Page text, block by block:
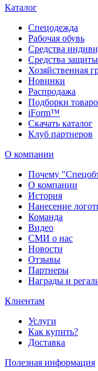
Каталог
Спецодежда
Рабочая обувь
Средства
Средства
Хозяйственная
Новинки
Распродажа
Подборки
iForm™
Скачать каталог
Клуб партнеров
О компании
Почему
О компании
История
Нанесение
Команда
Видео
СМИ о нас
Новости
Отзывы
Партнеры
Награды и
Клиентам
Услуги
Как купить?
Доставка
Полезная информация